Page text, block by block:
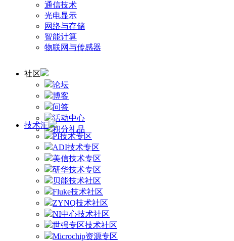
通信技术
光电显示
网络与存储
智能计算
物联网与传感器
社区
论坛
博客
问答
活动中心
积分礼品
技术汇
PI技术专区
ADI技术专区
美信技术专区
研华技术专区
贝能技术社区
Fluke技术社区
ZYNQ技术社区
NI中心技术社区
世强专区技术社区
Microchip资源专区